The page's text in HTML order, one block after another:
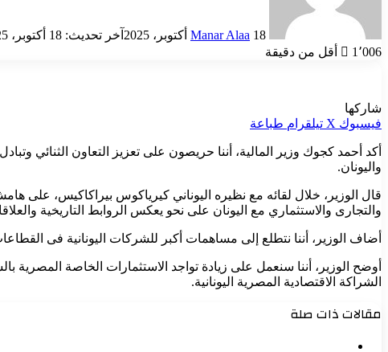
Manar Alaa 18 أكتوبر، 2025
آخر تحديث: 18 أكتوبر، 2025
1٬006
أقل من دقيقة
شاركها
فيسبوك ‫X تيلقرام طباعة
أكد أحمد كجوك وزير المالية، أننا حريصون على تعزيز التعاون الثنائي
واليونان.
قال الوزير، خلال لقائه مع نظيره اليوناني كيرياكوس بيراكاكيس، على
والتجارى والاستثماري مع اليونان على نحو يعكس الروابط التاريخية
أضاف الوزير، أننا نتطلع إلى مساهمات أكبر للشركات اليونانية فى
أوضح الوزير، أننا سنعمل على زيادة تواجد الاستثمارات الخاصة المصرية
الشراكة الاقتصادية المصرية اليونانية.
مقالات ذات صلة